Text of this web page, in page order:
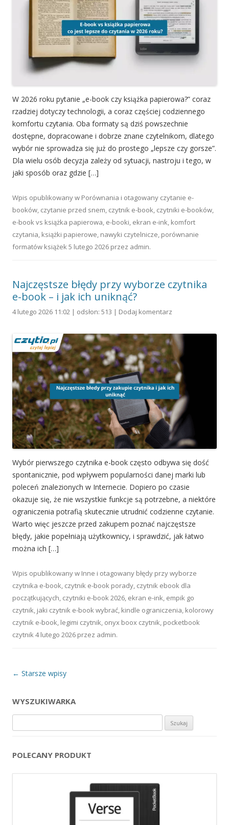
W 2026 roku pytanie „e-book czy książka papierowa?” coraz
rzadziej dotyczy technologii, a coraz częściej codziennego
komfortu czytania. Oba formaty są dziś powszechnie
dostępne, dopracowane i dobrze znane czytelnikom, dlatego
wybór nie sprowadza się już do prostego „lepsze czy gorsze”.
Dla wielu osób decyzja zależy od sytuacji, nastroju i tego, w
jaki sposób oraz gdzie […]
Wpis opublikowany w Porównania i otagowany czytanie e-
booków, czytanie przed snem, czytnik e-book, czytniki e-booków,
e-book vs książka papierowa, e-booki, ekran e-ink, komfort
czytania, książki papierowe, nawyki czytelnicze, porównanie
formatów książek5 lutego 2026 przez admin.
Najczęstsze błędy przy wyborze czytnika
e-book – i jak ich uniknąć?
4 lutego 2026 11:02 | odsłon: 513 | Dodaj komentarz
Wybór pierwszego czytnika e-book często odbywa się dość
spontanicznie, pod wpływem popularności danej marki lub
poleceń znalezionych w Internecie. Dopiero po czasie
okazuje się, że nie wszystkie funkcje są potrzebne, a niektóre
ograniczenia potrafią skutecznie utrudnić codzienne czytanie.
Warto więc jeszcze przed zakupem poznać najczęstsze
błędy, jakie popełniają użytkownicy, i sprawdzić, jak łatwo
można ich […]
Wpis opublikowany w Inne i otagowany błędy przy wyborze
czytnika e-book, czytnik e-book porady, czytnik ebook dla
początkujących, czytniki e-book 2026, ekran e-ink, empik go
czytnik, jaki czytnik e-book wybrać, kindle ograniczenia, kolorowy
czytnik e-book, legimi czytnik, onyx boox czytnik, pocketbook
czytnik4 lutego 2026 przez admin.
Nawigacja wpisu
← Starsze wpisy
WYSZUKIWARKA
POLECANY PRODUKT